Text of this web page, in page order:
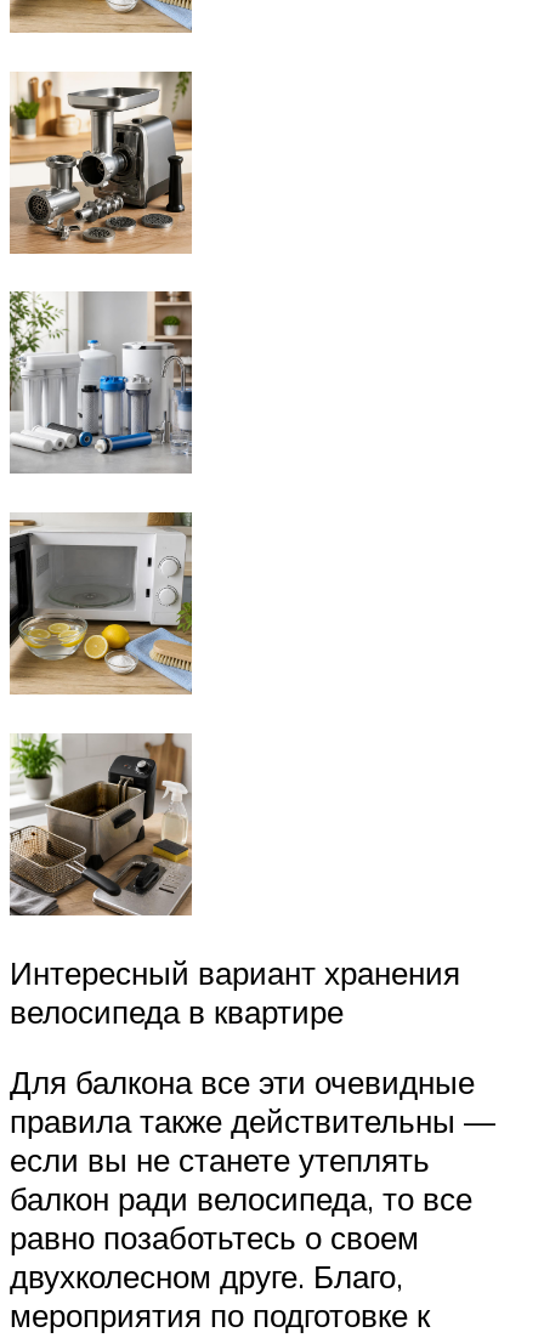
Интересный вариант хранения
велосипеда в квартире
Для балкона все эти очевидные
правила также действительны —
если вы не станете утеплять
балкон ради велосипеда, то все
равно позаботьтесь о своем
двухколесном друге. Благо,
мероприятия по подготовке к